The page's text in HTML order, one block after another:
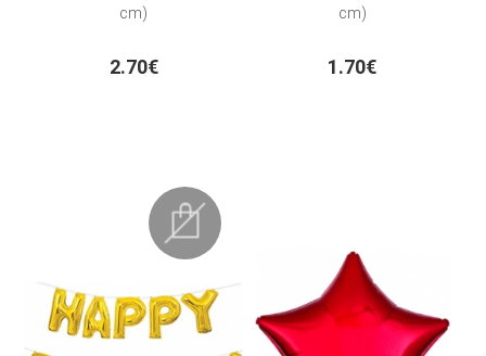
cm)
2.70€
cm)
1.70€